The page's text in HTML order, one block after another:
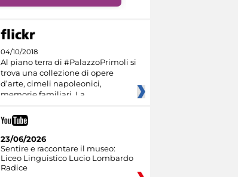
04/10/2018
Al piano terra di #PalazzoPrimoli si
trova una collezione di opere
d’arte, cimeli napoleonici,
memorie familiari. La
23/06/2026
Sentire e raccontare il museo:
Liceo Linguistico Lucio Lombardo
Radice